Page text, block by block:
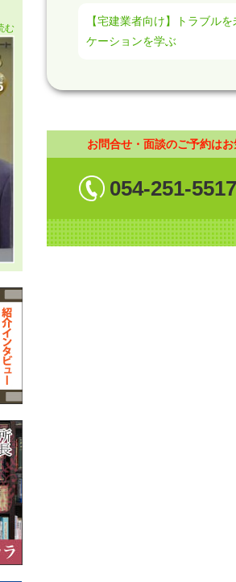
【宅建業者向け】トラブル
ケーションを学ぶ
お問合せ・面談のご予約は
054-251-5517
む